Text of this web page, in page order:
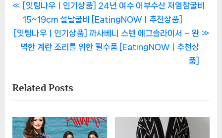
글
탐
색
P
r
e
v
u
s
P
o
[잇팅나우ㅣ인기상품] 24년 여수 어부수산 저염참굴비
15~19cm 설날굴비 [EatingNOWㅣ추천상품]
N
P
o
s
t
[잇팅나우ㅣ인기상품] 까사베니 스텐 에그슬라이서 – 완
벽한 계란 조리를 위한 필수품 [EatingNOWㅣ추천상
품]
Related Posts